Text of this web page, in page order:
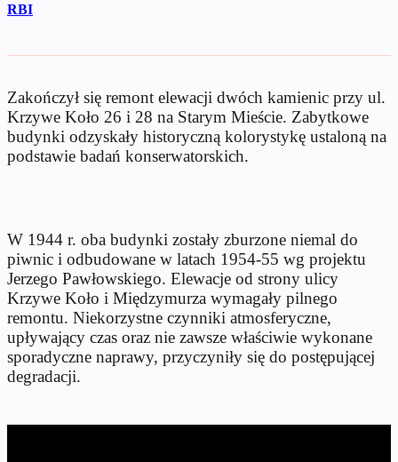
RBI
Zakończył się remont elewacji dwóch kamienic przy ul.
Krzywe Koło 26 i 28 na Starym Mieście. Zabytkowe
budynki odzyskały historyczną kolorystykę ustaloną na
podstawie badań konserwatorskich.
W 1944 r. oba budynki zostały zburzone niemal do
piwnic i odbudowane w latach 1954-55 wg projektu
Jerzego Pawłowskiego. Elewacje od strony ulicy
Krzywe Koło i Międzymurza wymagały pilnego
remontu. Niekorzystne czynniki atmosferyczne,
upływający czas oraz nie zawsze właściwie wykonane
sporadyczne naprawy, przyczyniły się do postępującej
degradacji.